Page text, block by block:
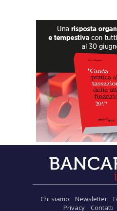
Chi siamo Newsletter
Privacy
Contatti